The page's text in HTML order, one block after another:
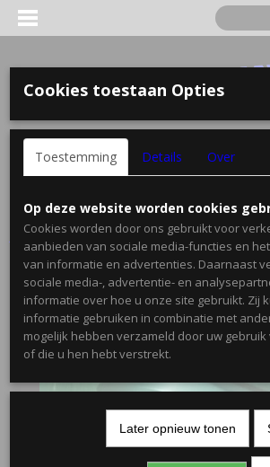
Inloggen Registreren
Home >Onderhoud>Olie>
100 Eurol
Cookies toestaan Opties
Toestemming Details Over
Op deze website worden cookies
Cookies worden door ons gebruikt voor
aanbieden van sociale media-functies en
van informatie en advertenties. Daarnaast
sociale media-, advertentie- en
informatie over hoe u onze site gebruikt. Zij
informatie gebruiken in combinatie met
mogelijk hebben verzameld door uw
of die u hen hebt verstrekt.
Later opnieuw tonen